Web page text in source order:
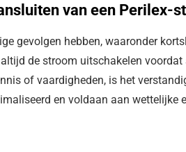
van een Perilex-
gevolgen hebben, waaronder
de stroom uitschakelen voordat
of vaardigheden, is het
en voldaan aan wettelijke